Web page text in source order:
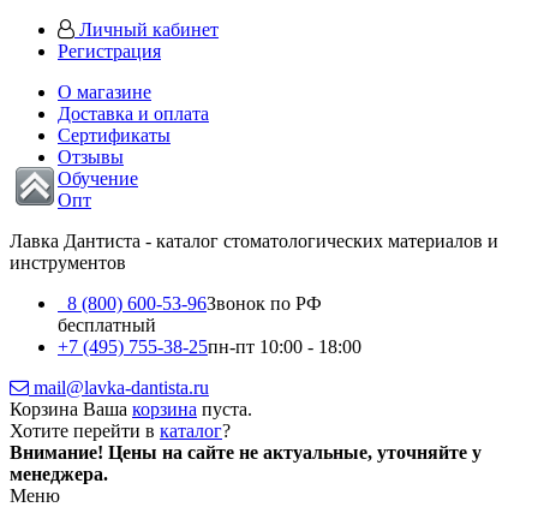
Личный кабинет
Регистрация
О магазине
Доставка и оплата
Сертификаты
Отзывы
Обучение
Опт
Лавка Дантиста - каталог стоматологических материалов и
инструментов
8 (800) 600-53-96Звонок по РФ
бесплатный
+7 (495) 755-38-25пн-пт 10:00 - 18:00
mail@lavka-dantista.ru
Корзина Ваша корзина пуста.
Хотите перейти в каталог?
Внимание! Цены на сайте не актуальные, уточняйте у
менеджера.
Меню